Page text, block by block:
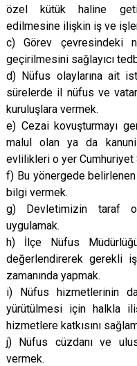
özel kütük haline
edilmesine ilişkin iş ve
c) Görev çevresindeki
geçirilmesini sağlayıcı
d) Nüfus olaylarına ait
sürelerde il nüfus ve
kuruluşlara vermek.
e) Cezai kovuşturmayı
malul olan ya da kanuni
evlilikleri o yer Cumhuriyet
f) Bu yönergede
bilgi vermek.
g) Devletimizin taraf
uygulamak.
h) İlçe Nüfus
değerlendirerek gerekli
zamanında yapmak.
i) Nüfus hizmetlerinin
yürütülmesi için halkla
hizmetlere katkısını
j) Nüfus cüzdanı ve
vermek.